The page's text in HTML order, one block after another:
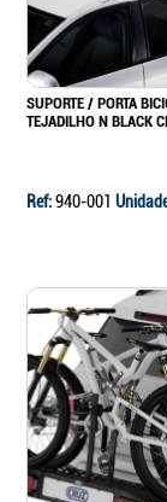
SUPORTE / PORTA
TEJADILHO N BLACK
Ref:940-001